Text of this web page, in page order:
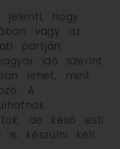
jelenti, hogy
vagy az
partján
idő szerint
lehet, mint
A
de késő esti
is készülni kell.